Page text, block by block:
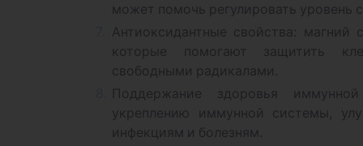
может помочь регулировать уровень
Антиоксидантные свойства: магний
которые помогают защитить
свободными радикалами.
Поддержание здоровья
укреплению иммунной системы,
инфекциям и болезням.